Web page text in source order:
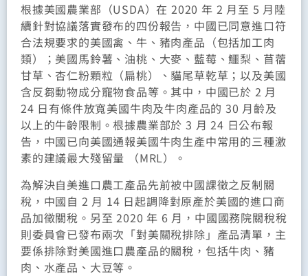
根據美國農業部（USDA）在 2020 年 2 月至 5 月陸
續針對協議落實發布的四份報告，中國已同意進口符
合法規要求的美國禽、牛、豬肉產品（包括加工肉
類）；美國馬鈴薯、油桃、大麥、藍莓、鱷梨、苜蓿
甘草、杏仁粉顆粒（扁桃）、貓尾草乾草；以及美國
含反芻動物成分寵物食品等。其中，中國已於 2 月
24 日有條件放寬美國牛肉及牛肉產品的 30 月齡及
以上的牛齡限制。根據農業部於 3 月 24 日公布報
告，中國已向美國通報美國牛肉生產中常用的三種激
素的建議最大殘留量 （MRL）。
為解決自美進口農工產品先前被中國課徵之反制關
稅，中國自 2 月 14 日起調降對原產於美國的進口商
品加徵關稅。另至 2020 年 6 月，中國國務院關稅稅
則委員會已發布兩次「對美關稅排除」產品清單，主
要係排除對美國進口農產品的關稅，包括牛肉、豬
肉、水產品、大豆等。